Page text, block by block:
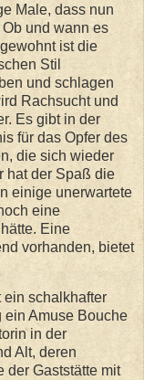
Male, dass nun
und wann es
ist die
Stil
und schlagen
Rachsucht und
Es gibt in der
für das Opfer des
die sich wieder
hat der Spaß die
einige unerwartete
eine
Eine
vorhanden, bietet
ein schalkhafter
ein Amuse Bouche
in der
Alt, deren
der Gaststätte mit